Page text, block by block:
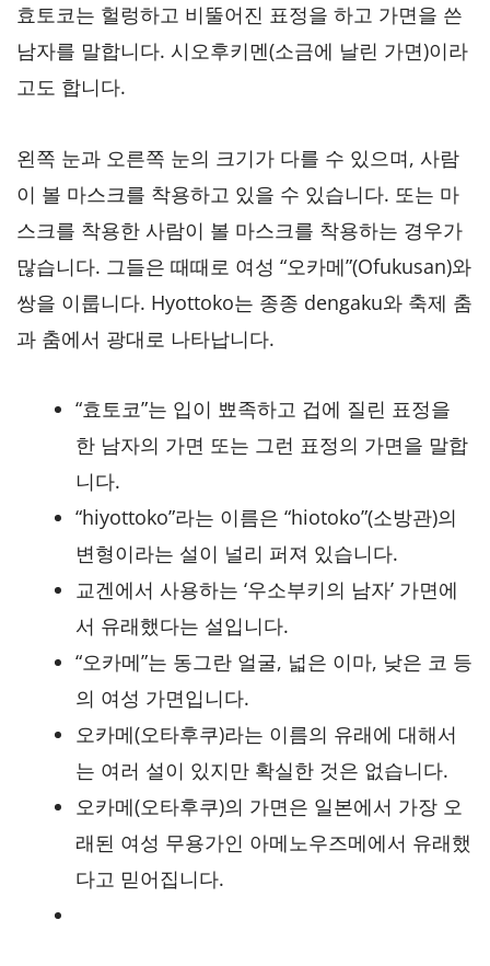
효토코는 헐렁하고 비뚤어진 표정을 하고 가면을 쓴
남자를 말합니다. 시오후키멘(소금에 날린 가면)이라
고도 합니다.
왼쪽 눈과 오른쪽 눈의 크기가 다를 수 있으며, 사람
이 볼 마스크를 착용하고 있을 수 있습니다. 또는 마
스크를 착용한 사람이 볼 마스크를 착용하는 경우가
많습니다. 그들은 때때로 여성 “오카메”(Ofukusan)와
쌍을 이룹니다. Hyottoko는 종종 dengaku와 축제 춤
과 춤에서 광대로 나타납니다.
“효토코”는 입이 뾰족하고 겁에 질린 표정을
한 남자의 가면 또는 그런 표정의 가면을 말합
니다.
“hiyottoko”라는 이름은 “hiotoko”(소방관)의
변형이라는 설이 널리 퍼져 있습니다.
교겐에서 사용하는 ‘우소부키의 남자’ 가면에
서 유래했다는 설입니다.
“오카메”는 동그란 얼굴, 넓은 이마, 낮은 코 등
의 여성 가면입니다.
오카메(오타후쿠)라는 이름의 유래에 대해서
는 여러 설이 있지만 확실한 것은 없습니다.
오카메(오타후쿠)의 가면은 일본에서 가장 오
래된 여성 무용가인 아메노우즈메에서 유래했
다고 믿어집니다.